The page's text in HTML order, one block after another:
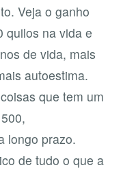
Veja o ganho
quilos na vida e
de vida, mais
autoestima.
que tem um
longo prazo.
de tudo o que a